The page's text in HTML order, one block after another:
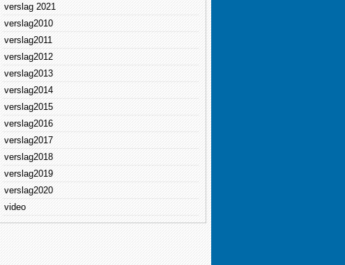
verslag 2021
verslag2010
verslag2011
verslag2012
verslag2013
verslag2014
verslag2015
verslag2016
verslag2017
verslag2018
verslag2019
verslag2020
video